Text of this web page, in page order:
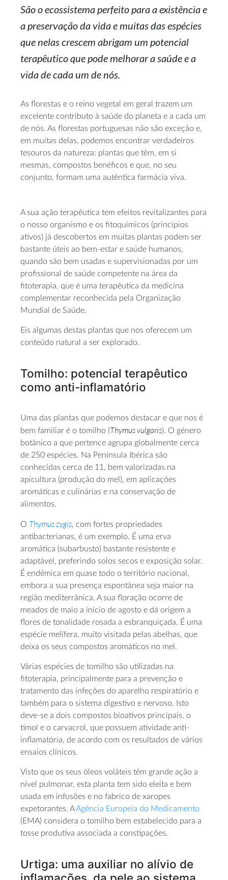
São o ecossistema perfeito para a existência e
a preservação da vida e muitas das espécies
que nelas crescem abrigam um potencial
terapêutico que pode melhorar a saúde e a
vida de cada um de nós.
As florestas e o reino vegetal em geral trazem um
excelente contributo à saúde do planeta e a cada um
de nós. As florestas portuguesas não são exceção e,
em muitas delas, podemos encontrar verdadeiros
tesouros da natureza: plantas que têm, em si
mesmas, compostos benéficos e que, no seu
conjunto, formam uma autêntica farmácia viva.
A sua ação terapêutica tem efeitos revitalizantes para
o nosso organismo e os fitoquímicos (princípios
ativos) já descobertos em muitas plantas podem ser
bastante úteis ao bem-estar e saúde humanos,
quando são bem usadas e supervisionadas por um
profissional de saúde competente na área da
fitoterapia, que é uma terapêutica da medicina
complementar reconhecida pela Organização
Mundial de Saúde.
Eis algumas destas plantas que nos oferecem um
conteúdo natural a ser explorado.
Tomilho: potencial terapêutico
como anti-inflamatório
Uma das plantas que podemos destacar e que nos é
bem familiar é o tomilho (Thymus vulgaris). O género
botânico a que pertence agrupa globalmente cerca
de 250 espécies. Na Península Ibérica são
conhecidas cerca de 11, bem valorizadas na
apicultura (produção do mel), em aplicações
aromáticas e culinárias e na conservação de
alimentos.
O Thymus zygis, com fortes propriedades
antibacterianas, é um exemplo. É uma erva
aromática (subarbusto) bastante resistente e
adaptável, preferindo solos secos e exposição solar.
É endémica em quase todo o território nacional,
embora a sua presença espontânea seja maior na
região mediterrânica. A sua floração ocorre de
meados de maio a início de agosto e dá origem a
flores de tonalidade rosada a esbranquiçada. É uma
espécie melífera, muito visitada pelas abelhas, que
deixa os seus compostos aromáticos no mel.
Várias espécies de tomilho são utilizadas na
fitoterapia, principalmente para a prevenção e
tratamento das infeções do aparelho respiratório e
também para o sistema digestivo e nervoso. Isto
deve-se a dois compostos bioativos principais, o
timol e o carvacrol, que possuem atividade anti-
inflamatória, de acordo com os resultados de vários
ensaios clínicos.
Visto que os seus óleos voláteis têm grande ação a
nível pulmonar, esta planta tem sido eleita e bem
usada em infusões e no fabrico de xaropes
expetorantes. AAgência Europeia do Medicamento
(EMA) considera o tomilho bem estabelecido para a
tosse produtiva associada a constipações.
Urtiga: uma auxiliar no alívio de